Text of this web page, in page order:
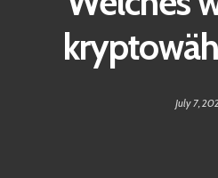
July 7,